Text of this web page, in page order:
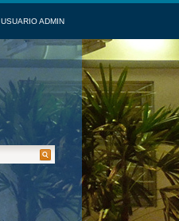
USUARIO ADMIN